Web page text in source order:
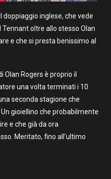
inglese, che vede
Tennant oltre allo stesso Olan
e che si presta benissimo al
Olan Rogers è proprio il
una volta terminati i 10
seconda stagione che
gioiellino che probabilmente
e che già da ora
Meritato, fino all’ultimo